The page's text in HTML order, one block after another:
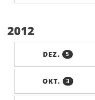
2012
DEZ. 5
OKT. 3